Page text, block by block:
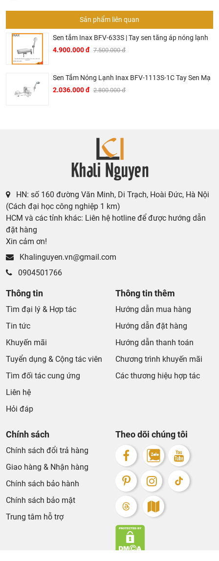
Sản phẩm liên quan
Sen tắm Inax BFV-633S | Tay sen tăng áp nóng lạnh
4.900.000 đ 7.500.000 đ
Sen Tắm Nóng Lạnh Inax BFV-1113S-1C Tay Sen Mạ
2.036.000 đ 2.800.000 đ
HN: số 160 đường Văn Minh, Di Trạch, Hoài Đức, Hà Nội
(Cách đại học công nghiệp 1 km)
HCM và các tỉnh khác: Liên hệ hotline để được hướng dẫn
đặt hàng
Xin cảm ơn!
Khalinguyen.vn@gmail.com
0904501766
Thông tin
Tìm đại lý & Hợp tác
Tin tức
Khuyến mãi
Tuyển dụng & Cộng tác viên
Tìm đối tác cung ứng
Liên hệ
Hỏi đáp
Thông tin thêm
Hướng dẫn mua hàng
Hướng dẫn đặt hàng
Hướng dẫn thanh toán
Chương trình khuyến mãi
Các thương hiệu hợp tác
Chính sách
Chính sách đổi trả hàng
Giao hàng & Nhận hàng
Chính sách bảo hành
Chính sách bảo mật
Trung tâm hỗ trợ
Theo dõi chúng tôi